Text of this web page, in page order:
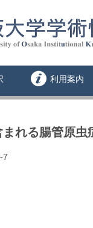
利用案内
れる腸管原虫
7